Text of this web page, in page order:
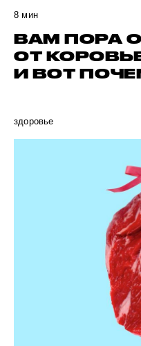
8 мин
ВАМ ПОРА
ОТ
И ВОТ
здоровье